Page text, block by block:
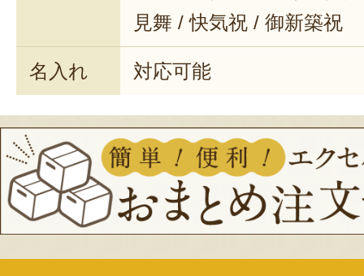
見舞 / 快気祝 / 御新築祝
名入れ 対応可能